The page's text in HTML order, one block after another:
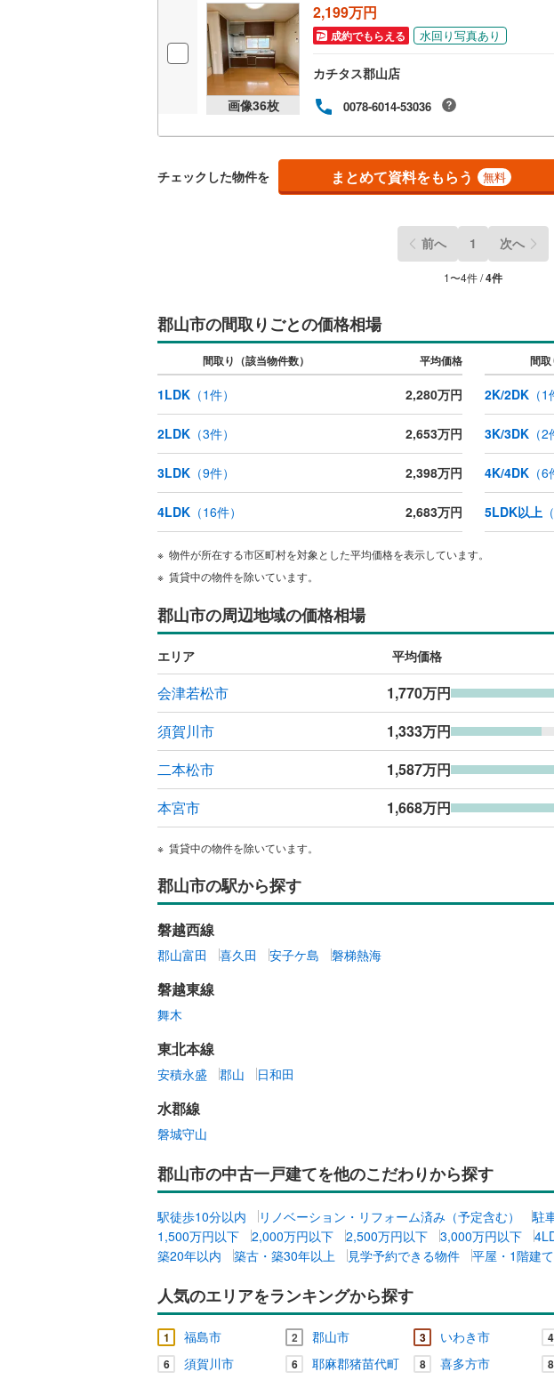
画像36枚
2,199万円
成約でもらえる 水回り写真あり
カチタス郡山店
0078-6014-53036
チェックした物件を まとめて資料をもらう 無料
前へ 1 次へ
1〜4件 /4件
郡山市の間取りごとの価格相場
間取り（該当物件数） 平均価格 間取
1LDK （1件） 2,280万円 2K/2DK（1
2LDK （3件） 2,653万円 3K/3DK（2
3LDK （9件） 2,398万円 4K/4DK（6
4LDK （16件） 2,683万円 5LDK以上（
物件が所在する市区町村を対象とした平均価格を表示しています。
賃貸中の物件を除いています。
郡山市の周辺地域の価格相場
エリア 平均価格
会津若松市 1,770万円
須賀川市 1,333万円
二本松市 1,587万円
本宮市 1,668万円
賃貸中の物件を除いています。
郡山市の駅から探す
磐越西線
郡山富田 喜久田 安子ケ島 磐梯熱海
磐越東線
舞木
東北本線
安積永盛 郡山 日和田
水郡線
磐城守山
郡山市の中古一戸建てを他のこだわりから探す
駅徒歩10分以内 リノベーション・リフォーム済み（予定含む） 駐
1,500万円以下
2,000万円以下 2,500万円以下 3,000万円以下
築20年以内
築古・築30年以上 見学予約できる物件 平屋・1階建て
人気のエリアをランキングから探す
1 福島市 2 郡山市 3 いわき市 4
6 須賀川市 6 耶麻郡猪苗代町 8 喜多方市 8